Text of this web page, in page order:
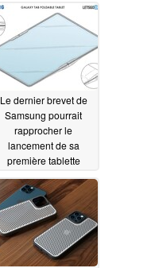
Le dernier brevet de
Samsung pourrait
rapprocher le
lancement de sa
première tablette
04/13/2021